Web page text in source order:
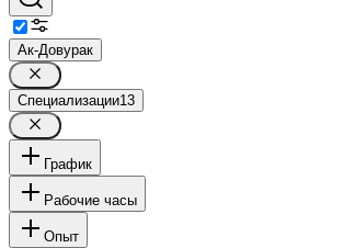
Ак-Довурак
Специализации13
График
Рабочие часы
Опыт